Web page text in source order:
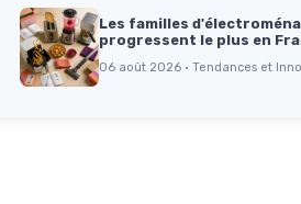
Les familles
progressent le plus en
06 août 2026 · Tendances et